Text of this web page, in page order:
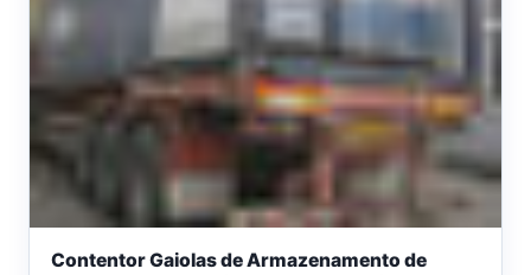
Contentor Gaiolas de Armazenamento de